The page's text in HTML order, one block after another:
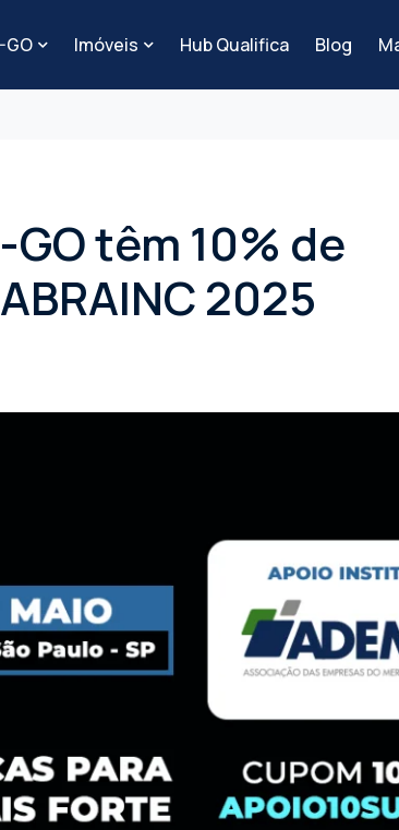
GO Imóveis Hub Qualifica Blog
têm 10% de
2025